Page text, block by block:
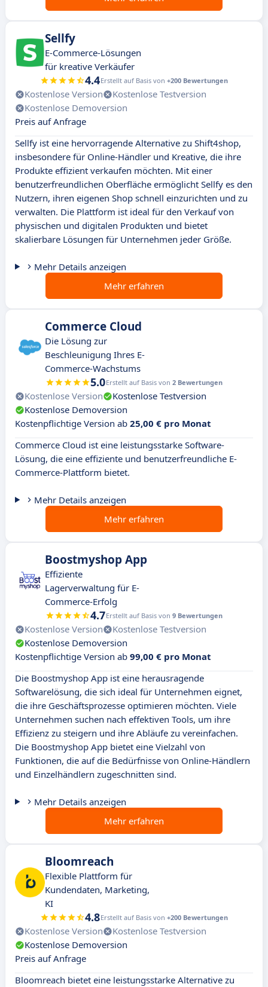
Sellfy
E-Commerce-Lösungen
für kreative Verkäufer
4.4Erstellt auf Basis von +200 Bewertungen
Kostenlose Version
Kostenlose Testversion
Kostenlose Demoversion
Preis auf Anfrage
Sellfy ist eine hervorragende Alternative zu Shift4shop,
insbesondere für Online-Händler und Kreative, die ihre
Produkte effizient verkaufen möchten. Mit einer
benutzerfreundlichen Oberfläche ermöglicht Sellfy es den
Nutzern, ihren eigenen Shop schnell einzurichten und zu
verwalten. Die Plattform ist ideal für den Verkauf von
physischen und digitalen Produkten und bietet
skalierbare Lösungen für Unternehmen jeder Größe.
Mehr Details anzeigen
Mehr erfahren
Commerce Cloud
Die Lösung zur
Beschleunigung Ihres E-
Commerce-Wachstums
5.0Erstellt auf Basis von 2 Bewertungen
Kostenlose Version
Kostenlose Testversion
Kostenlose Demoversion
Kostenpflichtige Version ab 25,00 € pro Monat
Commerce Cloud ist eine leistungsstarke Software-
Lösung, die eine effiziente und benutzerfreundliche E-
Commerce-Plattform bietet.
Mehr Details anzeigen
Mehr erfahren
Boostmyshop App
Effiziente
Lagerverwaltung für E-
Commerce-Erfolg
4.7Erstellt auf Basis von 9 Bewertungen
Kostenlose Version
Kostenlose Testversion
Kostenlose Demoversion
Kostenpflichtige Version ab 99,00 € pro Monat
Die Boostmyshop App ist eine herausragende
Softwarelösung, die sich ideal für Unternehmen eignet,
die ihre Geschäftsprozesse optimieren möchten. Viele
Unternehmen suchen nach effektiven Tools, um ihre
Effizienz zu steigern und ihre Abläufe zu vereinfachen.
Die Boostmyshop App bietet eine Vielzahl von
Funktionen, die auf die Bedürfnisse von Online-Händlern
und Einzelhändlern zugeschnitten sind.
Mehr Details anzeigen
Mehr erfahren
Bloomreach
Flexible Plattform für
Kundendaten, Marketing,
KI
4.8Erstellt auf Basis von +200 Bewertungen
Kostenlose Version
Kostenlose Testversion
Kostenlose Demoversion
Preis auf Anfrage
Bloomreach bietet eine leistungsstarke Alternative zu